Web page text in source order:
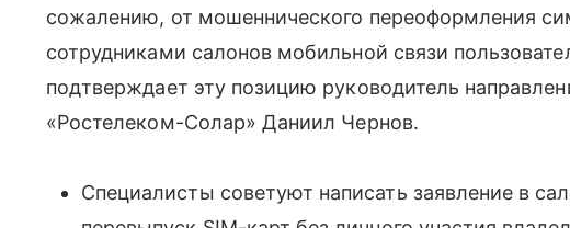
сожалению, от мошеннического переоформления
сотрудниками салонов мобильной связи
подтверждает эту позицию руководитель
«Ростелеком-Солар» Даниил Чернов.
Специалисты советуют написать заявление в